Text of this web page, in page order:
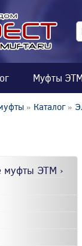
Муфты ЭТМ
» Каталог»
муфты ЭТМ ›